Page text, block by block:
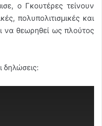
ο Γκουτέρες τείνουν
πολυπολιτισμικές και
να θεωρηθεί ως πλούτος
δηλώσεις: